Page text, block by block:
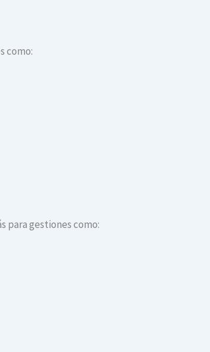
como:
para gestiones como: